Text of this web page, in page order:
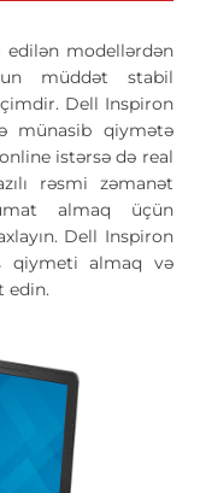
edilən modellərdən
müddət stabil
Dell Inspiron
münasib qiymətə
istərsə də real
rəsmi zəmanət
almaq üçün
Dell Inspiron
qiymeti almaq və
edin.